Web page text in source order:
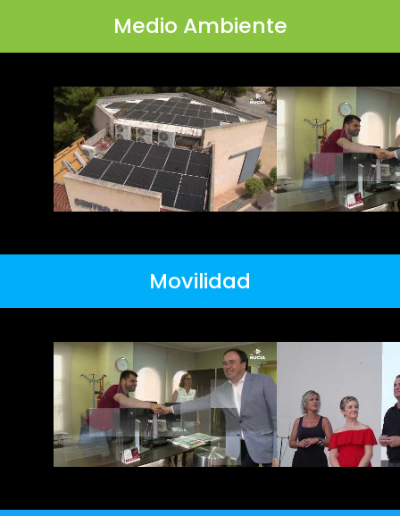
Medio Ambiente
Movilidad